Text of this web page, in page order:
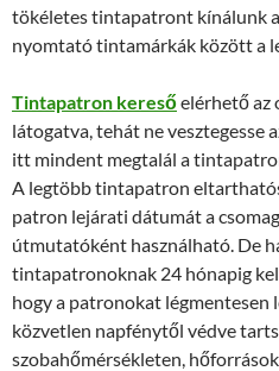
tökéletes tintapatront kínálunk
nyomtató tintamárkák között a
Tintapatron keresőelérhető az
látogatva, tehát ne vesztegesse
itt mindent megtalál a
A legtöbb tintapatron
patron lejárati dátumát a
útmutatóként használható. De
tintapatronoknak 24 hónapig
hogy a patronokat légmentesen
közvetlen napfénytől védve
szobahőmérsékleten,